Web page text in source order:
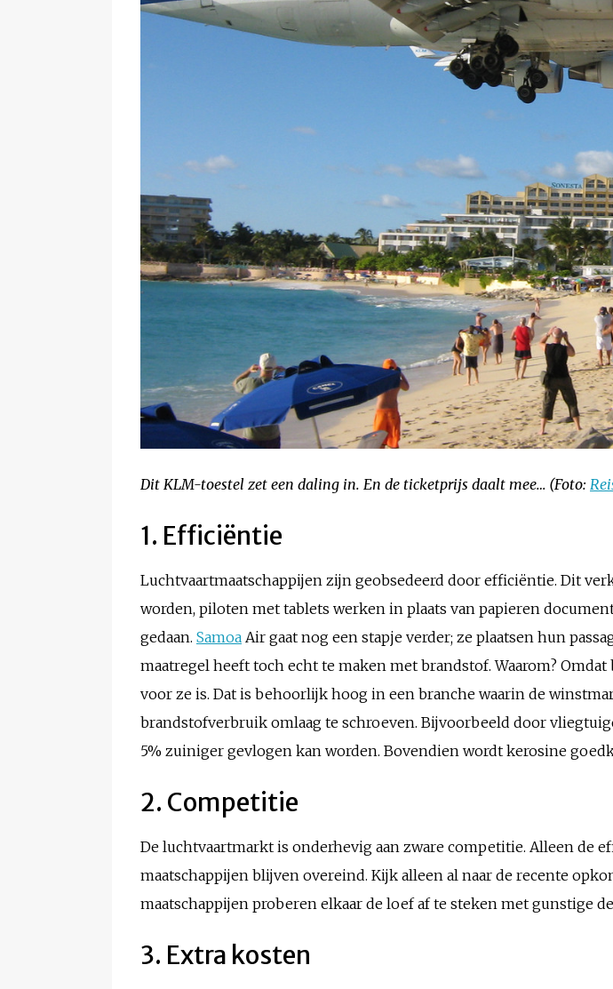
Dit KLM-toestel zet een daling in. En de ticketprijs daalt mee… (Foto:
1. Efficiëntie
Luchtvaartmaatschappijen zijn geobsedeerd door efficiëntie. Dit
worden, piloten met tablets werken in plaats van papieren
gedaan. Samoa Air gaat nog een stapje verder; ze plaatsen hun
maatregel heeft toch echt te maken met brandstof. Waarom?
voor ze is. Dat is behoorlijk hoog in een branche waarin de
brandstofverbruik omlaag te schroeven. Bijvoorbeeld door
5% zuiniger gevlogen kan worden. Bovendien wordt kerosine
2. Competitie
De luchtvaartmarkt is onderhevig aan zware competitie. Alleen de
maatschappijen blijven overeind. Kijk alleen al naar de recente
maatschappijen proberen elkaar de loef af te steken met gunstige
3. Extra kosten